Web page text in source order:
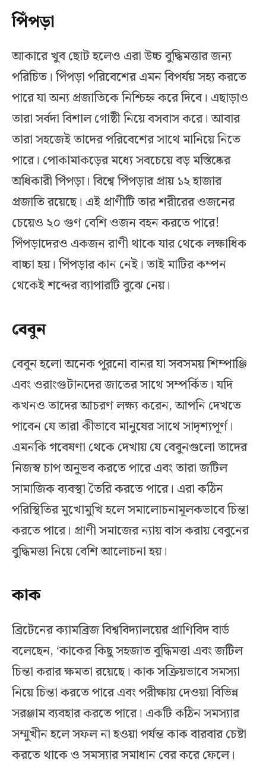
পিঁপড়া
আকারে খুব ছোট হলেও এরা উচ্চ বুদ্ধিমত্তার জন্য
পরিচিত। পিঁপড়া পরিবেশের এমন বিপর্যয় সহ্য করতে
পারে যা অন্য প্রজাতিকে নিশ্চিহ্ন করে দিবে। এছাড়াও
তারা সর্বদা বিশাল গোষ্ঠী নিয়ে বসবাস করে। আবার
তারা সহজেই তাদের পরিবেশের সাথে মানিয়ে নিতে
পারে। পোকামাকড়ের মধ্যে সবচেয়ে বড় মস্তিষ্কের
অধিকারী পিঁপড়া। বিশ্বে পিঁপড়ার প্রায় ১২ হাজার
প্রজাতি রয়েছে। এই প্রাণীটি তার শরীরের ওজনের
চেয়েও ২০ গুণ বেশি ওজন বহন করতে পারে!
পিঁপড়াদেরও একজন রাণী থাকে যার থেকে লক্ষাধিক
বাচ্চা হয়। পিঁপড়ার কান নেই। তাই মাটির কম্পন
থেকেই শব্দের ব্যাপারটি বুঝে নেয়।
বেবুন
বেবুন হলো অনেক পুরনো বানর যা সবসময় শিম্পাঞ্জি
এবং ওরাংগুটানদের জাতের সাথে সম্পর্কিত। যদি
কখনও তাদের আচরণ লক্ষ্য করেন, আপনি দেখতে
পাবেন যে তারা কীভাবে মানুষের সাথে সাদৃশ্যপূর্ণ।
এমনকি গবেষণা থেকে দেখায় যে বেবুনগুলো তাদের
নিজস্ব চাপ অনুভব করতে পারে এবং তারা জটিল
সামাজিক ব্যবস্থা তৈরি করতে পারে। এরা কঠিন
পরিস্থিতির মুখোমুখি হলে সমালোচনামূলকভাবে চিন্তা
করতে পারে। প্রাণী সমাজের ন্যায় বাস করায় বেবুনের
বুদ্ধিমত্তা নিয়ে বেশি আলোচনা হয়।
কাক
ব্রিটেনের ক্যামব্রিজ বিশ্ববিদ্যালয়ের প্রাণিবিদ বার্ড
বলেছেন, ‘কাকের কিছু সহজাত বুদ্ধিমত্তা এবং জটিল
চিন্তা করার ক্ষমতা রয়েছে। কাক সক্রিয়ভাবে সমস্যা
নিয়ে চিন্তা করতে পারে এবং পরীক্ষায় দেওয়া বিভিন্ন
সরঞ্জাম ব্যবহার করতে পারে। একটি কঠিন সমস্যার
সম্মুখীন হলে সফল না হওয়া পর্যন্ত কাক বারবার চেষ্টা
করতে থাকে ও সমস্যার সমাধান বের করে ফেলে।